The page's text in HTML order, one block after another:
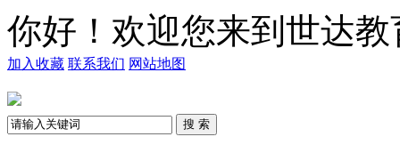
你好！欢迎您来到世达
加入收藏 联系我们 网站地图